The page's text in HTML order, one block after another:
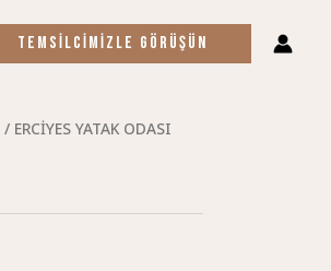
TEMSILCIMIZLE GÖRÜŞÜN
/ ERCİYES YATAK ODASI